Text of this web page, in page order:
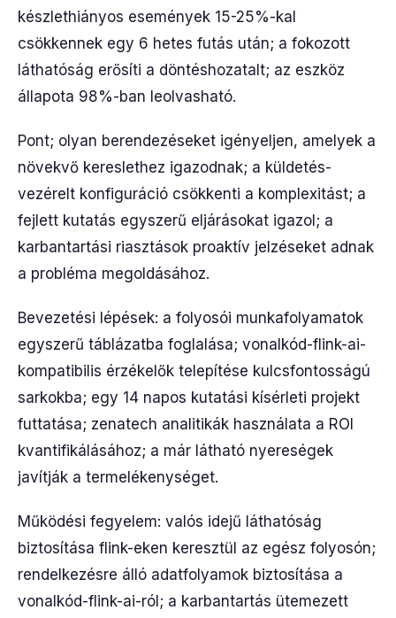
készlethiányos események 15-25%-kal
csökkennek egy 6 hetes futás után; a fokozott
láthatóság erősíti a döntéshozatalt; az eszköz
állapota 98%-ban leolvasható.
Pont; olyan berendezéseket igényeljen, amelyek a
növekvő kereslethez igazodnak; a küldetés-
vezérelt konfiguráció csökkenti a komplexitást; a
fejlett kutatás egyszerű eljárásokat igazol; a
karbantartási riasztások proaktív jelzéseket adnak
a probléma megoldásához.
Bevezetési lépések: a folyosói munkafolyamatok
egyszerű táblázatba foglalása; vonalkód-flink-ai-
kompatibilis érzékelők telepítése kulcsfontosságú
sarkokba; egy 14 napos kutatási kísérleti projekt
futtatása; zenatech analitikák használata a ROI
kvantifikálásához; a már látható nyereségek
javítják a termelékenységet.
Működési fegyelem: valós idejű láthatóság
biztosítása flink-eken keresztül az egész folyosón;
rendelkezésre álló adatfolyamok biztosítása a
vonalkód-flink-ai-ról; a karbantartás ütemezett